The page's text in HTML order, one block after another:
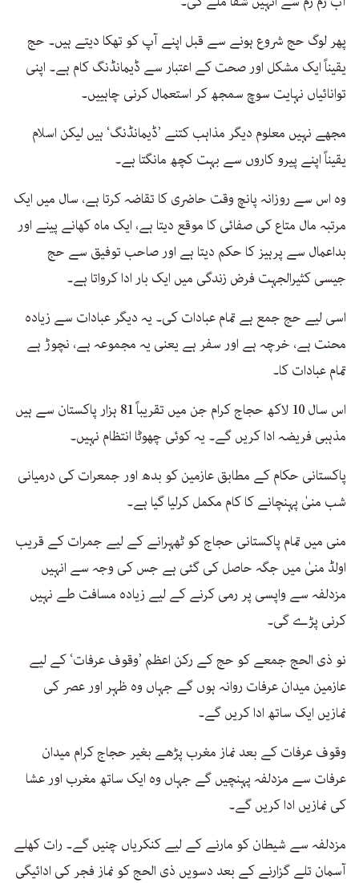
پھر لوگ حج شروع ہونے سے قبل اپنے آپ کو تھکا دیتے ہیں۔ حج
یقیناً ایک مشکل اور صحت کے اعتبار سے ڈیمانڈنگ کام ہے۔ اپنی
توانائیاں نہایت سوچ سمجھ کر استعمال کرنی چاہییں۔
مجھے نہیں معلوم دیگر مذاہب کتنے ’ڈیمانڈنگ‘ ہیں لیکن اسلام
یقیناً اپنے پیرو کاروں سے بہت کچھ مانگتا ہے۔
وہ اس سے روزانہ پانچ وقت حاضری کا تقاضہ کرتا ہے، سال میں ایک
مرتبہ مال متاع کی صفائی کا موقع دیتا ہے، ایک ماہ کھانے پینے اور
بداعمال سے پرہیز کا حکم دیتا ہے اور صاحب توفیق سے حج
جیسی کثیرالجہت فرض زندگی میں ایک بار ادا کرواتا ہے۔
اسی لیے حج جمع ہے تمام عبادات کی۔ یہ دیگر عبادات سے زیادہ
محنت ہے، خرچہ ہے اور سفر ہے یعنی یہ مجموعہ ہے، نچوڑ ہے
تمام عبادات کا۔
اس سال 10 لاکھ حجاج کرام جن میں تقریباً 81 ہزار پاکستان سے ہیں
مذہبی فریضہ ادا کریں گے۔ یہ کوئی چھوٹا انتظام نہیں۔
پاکستانی حکام کے مطابق عازمین کو بدھ اور جمعرات کی درمیانی
شب منیٰ پہنچانے کا کام مکمل کرلیا گیا ہے۔
منی میں تمام پاکستانی حجاج کو ٹھہرانے کے لیے جمرات کے قریب
اولڈ منیٰ میں جگہ حاصل کی گئی ہے جس کی وجہ سے انہیں
مزدلفہ سے واپسی پر رمی کرنے کے لیے زیادہ مسافت طے نہیں
کرنی پڑے گی۔
نو ذی الحج جمعے کو حج کے رکن اعظم ’وقوف عرفات‘ کے لیے
عازمین میدان عرفات روانہ ہوں گے جہاں وہ ظہر اور عصر کی
نمازیں ایک ساتھ ادا کریں گے۔
وقوف عرفات کے بعد نماز مغرب پڑھے بغیر حجاج کرام میدان
عرفات سے مزدلفہ پہنچیں گے جہاں وہ ایک ساتھ مغرب اور عشا
کی نمازیں ادا کریں گے۔
مزدلفہ سے شیطان کو مارنے کے لیے کنکریاں چنیں گے۔ رات کھلے
آسمان تلے گزارنے کے بعد دسویں ذی الحج کو نماز فجر کی ادائیگی